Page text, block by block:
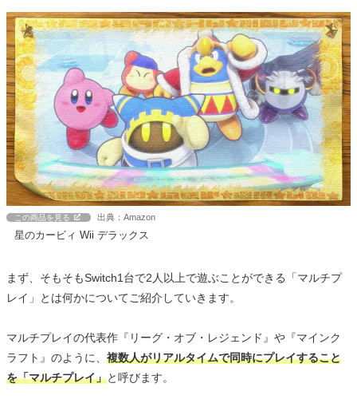
この商品を見る 出典：Amazon
星のカービィ Wii デラックス
まず、そもそもSwitch1台で2人以上で遊ぶことができる「マルチプ
レイ」とは何かについてご紹介していきます。
マルチプレイの代表作『リーグ・オブ・レジェンド』や『マインク
ラフト』のように、 複数人がリアルタイムで同時にプレイすること
を「マルチプレイ」と呼びます。